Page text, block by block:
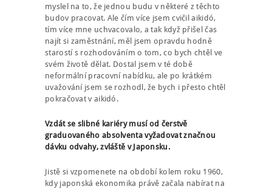
myslel na to, že jednou budu v některé z těchto
budov pracovat. Ale čím více jsem cvičil aikidó,
tím více mne uchvacovalo, a tak když přišel čas
najít si zaměstnání, měl jsem opravdu hodně
starostí s rozhodováním o tom, co bych chtěl ve
svém životě dělat. Dostal jsem v té době
neformální pracovní nabídku, ale po krátkém
uvažování jsem se rozhodl, že bych i přesto chtěl
pokračovat v aikidó.
Vzdát se slibné kariéry musí od čerstvě
graduovaného absolventa vyžadovat značnou
dávku odvahy, zvláště v Japonsku.
Jistě si vzpomenete na období kolem roku 1960,
kdy japonská ekonomika právě začala nabírat na